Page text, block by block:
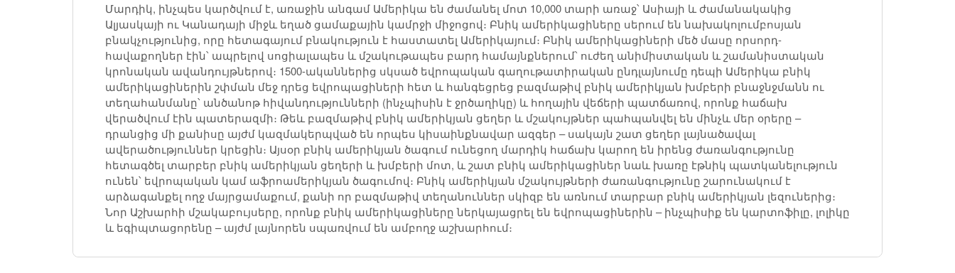
Մարդիկ, ինչպես կարծվում է, առաջին անգամ Ամերիկա են ժամանել մոտ 10,000 տարի առաջ՝ Ասիայի և ժամանակակից
Ալյասկայի ու Կանադայի միջև եղած ցամաքային կամրջի միջոցով։ Բնիկ ամերիկացիները սերում են նախակոլումբոսյան
բնակչությունից, որը հետագայում բնակություն է հաստատել Ամերիկայում։ Բնիկ ամերիկացիների մեծ մասը որսորդ-
հավաքողներ էին՝ ապրելով սոցիալապես և մշակութապես բարդ համայնքներում՝ ուժեղ անիմիստական և շամանիստական
կրոնական ավանդույթներով։ 1500-ականներից սկսած եվրոպական գաղութատիրական ընդլայնումը դեպի Ամերիկա բնիկ
ամերիկացիներին շփման մեջ դրեց եվրոպացիների հետ և հանգեցրեց բազմաթիվ բնիկ ամերիկյան խմբերի բնաջնջմանն ու
տեղահանմանը՝ անծանոթ հիվանդությունների (ինչպիսին է ջրծաղիկը) և հողային վեճերի պատճառով, որոնք հաճախ
վերածվում էին պատերազմի։ Թեև բազմաթիվ բնիկ ամերիկյան ցեղեր և մշակույթներ պահպանվել են մինչև մեր օրերը –
դրանցից մի քանիսը այժմ կազմակերպված են որպես կիսաինքնավար ազգեր – սակայն շատ ցեղեր լայնածավալ
ավերածություններ կրեցին։ Այսօր բնիկ ամերիկյան ծագում ունեցող մարդիկ հաճախ կարող են իրենց ժառանգությունը
հետագծել տարբեր բնիկ ամերիկյան ցեղերի և խմբերի մոտ, և շատ բնիկ ամերիկացիներ նաև խառը էթնիկ պատկանելություն
ունեն՝ եվրոպական կամ աֆրոամերիկյան ծագումով։ Բնիկ ամերիկյան մշակույթների ժառանգությունը շարունակում է
արձագանքել ողջ մայրցամաքում, քանի որ բազմաթիվ տեղանուններ սկիզբ են առնում տարբար բնիկ ամերիկյան լեզուներից։
Նոր Աշխարհի մշակաբույսերը, որոնք բնիկ ամերիկացիները ներկայացրել են եվրոպացիներին – ինչպիսիք են կարտոֆիլը, լոլիկը
և եգիպտացորենը – այժմ լայնորեն սպառվում են ամբողջ աշխարհում։